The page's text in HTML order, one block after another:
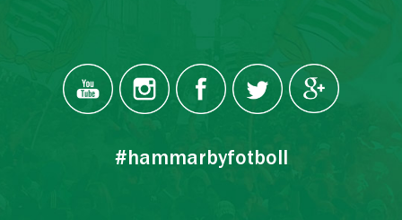
#hammarbyfotboll